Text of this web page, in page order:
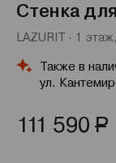
Стенка
LAZURIT · 1
Также в
ул.
111 590 Р